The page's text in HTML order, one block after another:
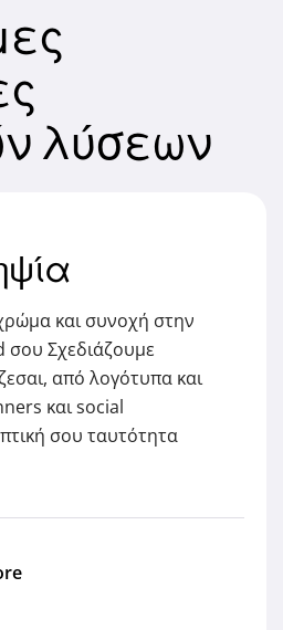
λύσεων
και συνοχή στην
σου Σχεδιάζουμε
από λογότυπα και
και social
σου ταυτότητα